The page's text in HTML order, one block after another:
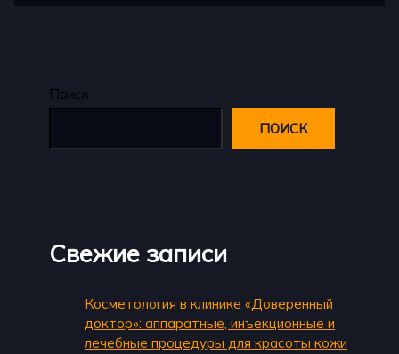
Поиск
ПОИСК
Свежие записи
Косметология в клинике «Доверенный
доктор»: аппаратные, инъекционные и
лечебные процедуры для красоты кожи